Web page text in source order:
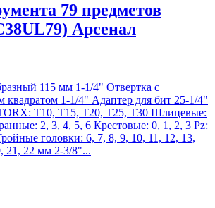
79 предметов
Арсенал
115 мм 1-1/4" Отвертка с
квадратом 1-1/4" Адаптер для бит 25-1/4"
T10, T15, T20, T25, T30 Шлицевые:
2, 3, 4, 5, 6 Крестовые: 0, 1, 2, 3 Pz:
головки: 6, 7, 8, 9, 10, 11, 12, 13,
21, 22 мм 2-3/8"...